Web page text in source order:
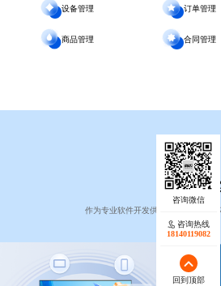
设备管理 订单管理
商品管理 合同管理
作为专业软件开发供应商，我们通过
咨询热线
18140119082
回到顶部